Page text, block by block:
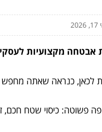
אבטחה מקצועיות
לכאן, כנראה שאתה מחפש
פשוטה: כיסוי שטח חכם,